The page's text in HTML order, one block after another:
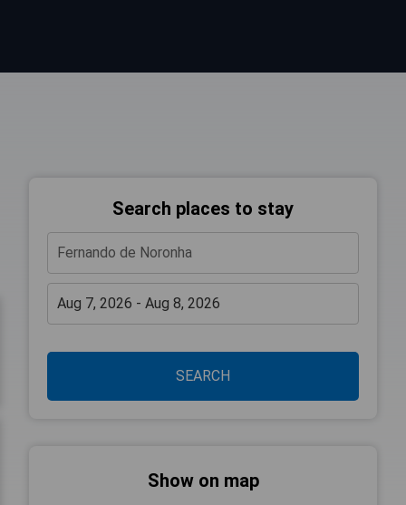
Search places to stay
SEARCH
Show on map